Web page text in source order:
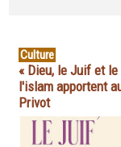
Culture
« Dieu, le Juif et
l'islam apportent
Privot